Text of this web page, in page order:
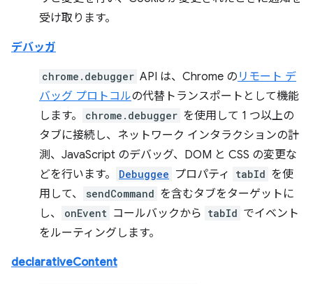
受け取ります。
デバッガ
chrome.debugger API は、Chrome の リモート デ
バッグ プロトコルの代替トランスポートとして機能
します。
chrome.debugger を使用して 1 つ以上の
タブに接続し、ネットワーク インタラクションの計
測、JavaScript のデバッグ、DOM と CSS の変更な
どを行います。
Debuggee プロパティ tabId を使
用して、
sendCommand を含むタブをターゲットに
し、
onEvent コールバックから tabId でイベント
をルーティングします。
declarativeContent